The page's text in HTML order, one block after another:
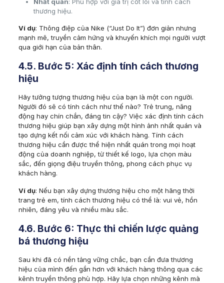
thương hiệu.
Ví dụ: Thông điệp của Nike (“Just Do It”) đơn giản nhưng
mạnh mẽ, truyền cảm hứng và khuyến khích mọi người vượt
qua giới hạn của bản thân.
4.5. Bước 5: Xác định tính cách thương
hiệu
Hãy tưởng tượng thương hiệu của bạn là một con người.
Người đó sẽ có tính cách như thế nào? Trẻ trung, năng
động hay chín chắn, đáng tin cậy? Việc xác định tính cách
thương hiệu giúp bạn xây dựng một hình ảnh nhất quán và
tạo dựng kết nối cảm xúc với khách hàng. Tính cách
thương hiệu cần được thể hiện nhất quán trong mọi hoạt
động của doanh nghiệp, từ thiết kế logo, lựa chọn màu
sắc, đến giọng điệu truyền thông, phong cách phục vụ
khách hàng.
Ví dụ: Nếu bạn xây dựng thương hiệu cho một hãng thời
trang trẻ em, tính cách thương hiệu có thể là: vui vẻ, hồn
nhiên, đáng yêu và nhiều màu sắc.
4.6. Bước 6: Thực thi chiến lược quảng
bá thương hiệu
Sau khi đã có nền tảng vững chắc, bạn cần đưa thương
hiệu của mình đến gần hơn với khách hàng thông qua các
kênh truyền thông phù hợp. Hãy lựa chọn những kênh mà